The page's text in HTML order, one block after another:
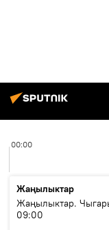
00:00
Жаңылыктар
Жаңылыктар.
09:00